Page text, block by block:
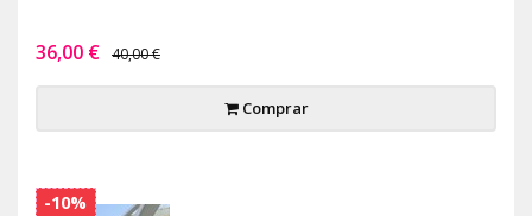
36,00 € 40,00 €
Comprar
-10%